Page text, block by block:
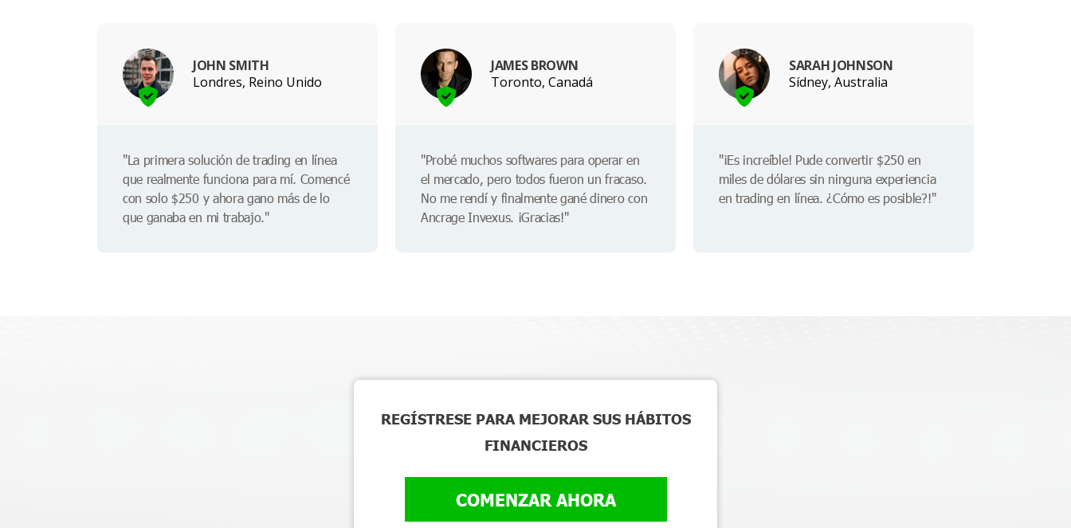
JOHN SMITH
Londres, Reino Unido
"La primera solución de trading en línea
que realmente funciona para mí. Comencé
con solo $250 y ahora gano más de lo
que ganaba en mi trabajo."
JAMES BROWN
Toronto, Canadá
"Probé muchos softwares para operar en
el mercado, pero todos fueron un fracaso.
No me rendí y finalmente gané dinero con
Ancrage Invexus. ¡Gracias!"
SARAH JOHNSON
Sídney, Australia
"¡Es increíble! Pude convertir $250 en
miles de dólares sin ninguna experiencia
en trading en línea. ¿Cómo es posible?!"
REGÍSTRESE PARA MEJORAR SUS HÁBITOS
FINANCIEROS
COMENZAR AHORA